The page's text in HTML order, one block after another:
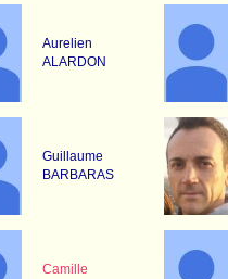
Aurelien
ALARDON
Guillaume
BARBARAS
Camille